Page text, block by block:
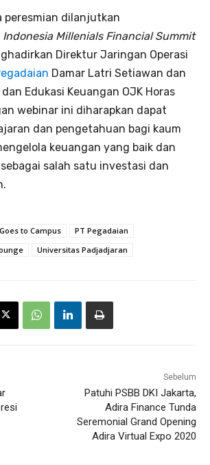
peresmian dilanjutkan
Indonesia Millenials Financial Summit
Direktur Jaringan Operasi
Damar Latri Setiawan dan
Edukasi Keuangan OJK Horas
webinar ini diharapkan dapat
dan pengetahuan bagi kaum
keuangan yang baik dan
salah satu investasi dan
to Campus
PT Pegadaian
Universitas Padjadjaran
Sebelum
Patuhi PSBB DKI Jakarta,
Adira Finance Tunda
Seremonial Grand Opening
Adira Virtual Expo 2020